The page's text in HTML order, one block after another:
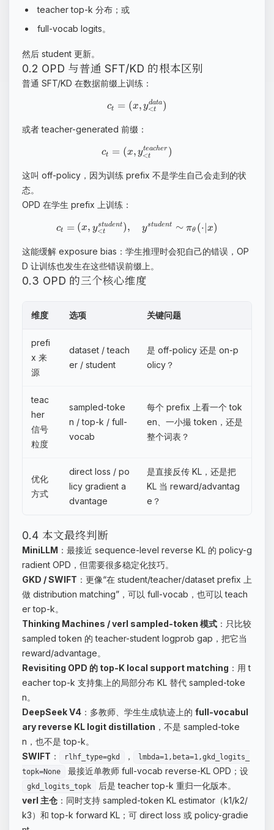
teacher top-k 分布；或
full-vocab logits。
然后 student 更新。
0.2 OPD 与普通 SFT/KD 的根本区别
普通 SFT/KD 在数据前缀上训练：
ct = (x, y<t
data)
或者 teacher-generated 前缀：
ct = (x, y<t
teacher )
这叫 off-policy，因为训练 prefix 不是学生自己会走到的状
态。
OPD 在学生 prefix 上训练：
ct = (x, y<t
student ), ystudent ∼ πθ (⋅∣x)
这能缓解 exposure bias：学生推理时会犯自己的错误，OP
D 让训练也发生在这些错误前缀上。
0.3 OPD 的三个核心维度
维度 选项 关键问题
prefi
x 来
源
dataset / teach
er / student
是 off-policy 还是 on-p
olicy？
teac
her
信号
粒度
sampled-toke
n / top-k / full-
vocab
每个 prefix 上看一个 tok
en、一小撮 token，还是
整个词表？
优化
方式
direct loss / po
licy gradient a
dvantage
是直接反传 KL，还是把
KL 当 reward/advantag
e？
0.4 本文最终判断
MiniLLM ：最接近 sequence-level reverse KL 的 policy-g
radient OPD，但需要很多稳定化技巧。
GKD / SWIFT ：更像“在 student/teacher/dataset prefix 上
做 distribution matching”，可以 full-vocab，也可以 teach
er top-k。
Thinking Machines / verl sampled-token 模式 ：只比较
sampled token 的 teacher-student logprob gap，把它当
reward/advantage。
Revisiting OPD 的 top-K local support matching ：用 t
eacher top-k 支持集上的局部分布 KL 替代 sampled-toke
n。
DeepSeek V4 ：多教师、学生生成轨迹上的 full-vocabul
ary reverse KL logit distillation ，不是 sampled-toke
n，也不是 top-k。
SWIFT ： rlhf_type=gkd ，
lmbda=1,beta=1,gkd_logits_
topk=None
最接近单教师 full-vocab reverse-KL OPD；设
gkd_logits_topk
后是 teacher top-k 重归一化版本。
verl 主仓 ：同时支持 sampled-token KL estimator（k1/k2/
k3）和 top-k forward KL；可 direct loss 或 policy-gradie